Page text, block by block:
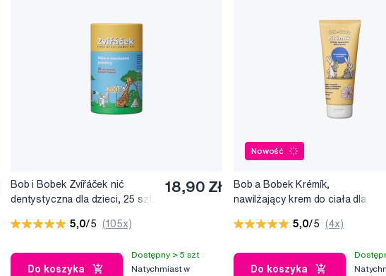
Bob i Bobek Zvířáček nić
dentystyczna dla dzieci, 25 szt.
18,90 Zł
5,0/5 (105x)
Do koszyka
Dostępny > 5 szt
Natychmiast w
Nowość
Bob a Bobek Krémík,
nawilżający krem do ciała dla
5,0/5 (4x)
Do koszyka